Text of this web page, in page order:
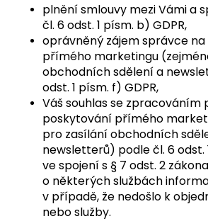
plnění smlouvy mezi Vámi a
čl. 6 odst. 1 písm. b) GDPR,
oprávněný zájem správce
přímého marketingu
obchodních sdělení a
odst. 1 písm. f) GDPR,
Váš souhlas se zpracováním
poskytování přímého
pro zasílání obchodních
newsletterů) podle čl. 6 odst.
ve spojení s § 7 odst. 2
o některých službách
v případě, že nedošlo k
nebo služby.
Původně: